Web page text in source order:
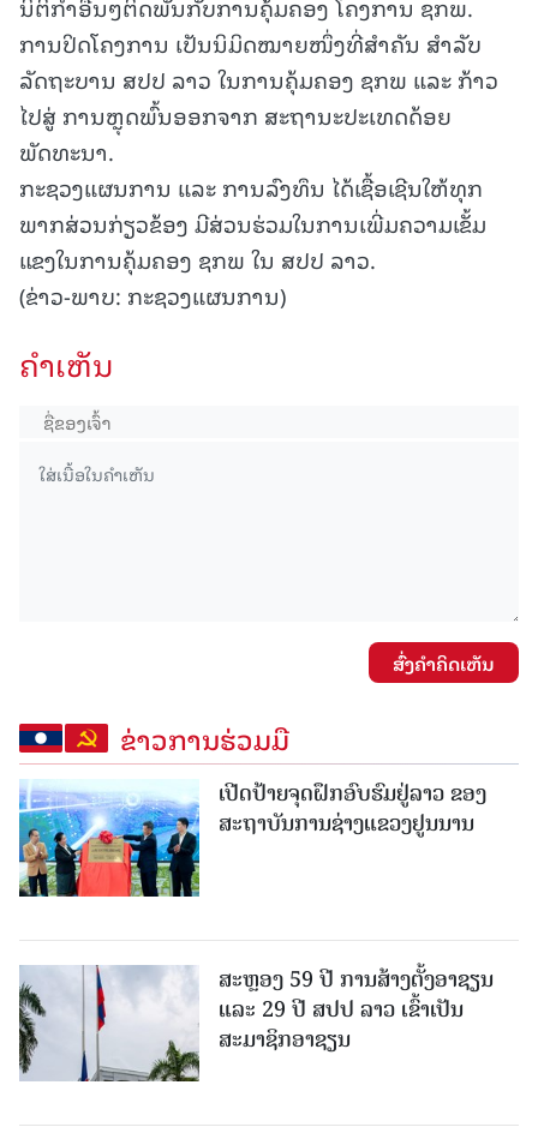
ນິຕິກໍາອື່ນໆຕິດພັນກັບການຄຸ້ມຄອງ ໂຄງການ ຊກພ.
ການປິດໂຄງການ ເປັນນິມິດໝາຍໜຶ່ງທີ່ສໍາຄັນ ສໍາລັບ
ລັດຖະບານ ສປປ ລາວ ໃນການຄຸ້ມຄອງ ຊກພ ແລະ ກ້າວ
ໄປສູ່ ການຫຼຸດພົ້ນອອກຈາກ ສະຖານະປະເທດດ້ອຍ
ພັດທະນາ.
ກະຊວງແຜນການ ແລະ ການລົງທຶນ ໄດ້ເຊື້ອເຊີນໃຫ້ທຸກ
ພາກສ່ວນກ່ຽວຂ້ອງ ມີສ່ວນຮ່ວມໃນການເພີ່ມຄວາມເຂັ້ມ
ແຂງໃນການຄຸ້ມຄອງ ຊກພ ໃນ ສປປ ລາວ.
(ຂ່າວ-ພາບ: ກະຊວງແຜນການ)
ຄໍາເຫັນ
ສົ່ງຄໍາຄິດເຫັນ
ຂ່າວການຮ່ວມມື
ເປີດປ້າຍຈຸດຝຶກອົບຮົມຢູ່ລາວ ຂອງ
ສະຖາບັນການຊ່າງແຂວງຢູນນານ
ສະຫຼອງ 59 ປີ ການສ້າງຕັ້ງອາຊຽນ
ແລະ 29 ປີ ສປປ ລາວ ເຂົ້າເປັນ
ສະມາຊິກອາຊຽນ